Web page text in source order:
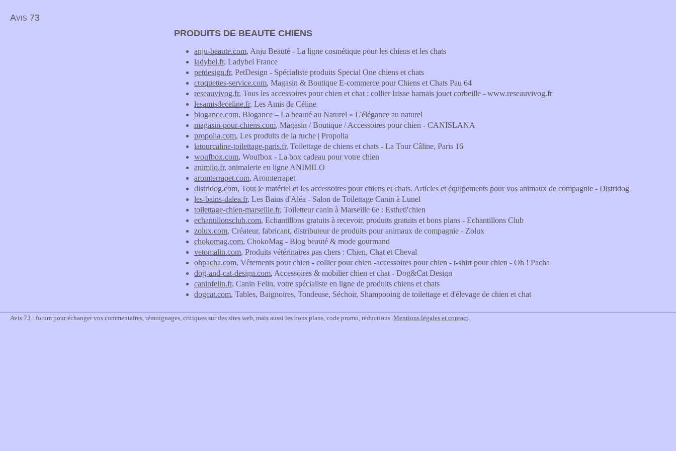
Avis 73
PRODUITS DE BEAUTE CHIENS
anju-beaute.com, Anju Beauté - La ligne cosmétique pour les chiens et les chats
ladybel.fr, Ladybel France
petdesign.fr, PetDesign - Spécialiste produits Special One chiens et chats
croquettes-service.com, Magasin & Boutique E-commerce pour Chiens et Chats Pau 64
reseauvivog.fr, Tous les accessoires pour chien et chat : collier laisse harnais jouet corbeille - www.reseauvivog.fr
lesamisdeceline.fr, Les Amis de Céline
biogance.com, Biogance – La beauté au Naturel » L'élégance au naturel
magasin-pour-chiens.com, Magasin / Boutique / Accessoires pour chien - CANISLANA
propolia.com, Les produits de la ruche | Propolia
latourcaline-toilettage-paris.fr, Toilettage de chiens et chats - La Tour Câline, Paris 16
woufbox.com, Woufbox - La box cadeau pour votre chien
animilo.fr, animalerie en ligne ANIMILO
aromterrapet.com, Aromterrapet
distridog.com, Tout le matériel et les accessoires pour chiens et chats. Articles et équipements pour vos animaux de compagnie - Distridog
les-bains-dalea.fr, Les Bains d'Aléa - Salon de Toilettage Canin à Lunel
toilettage-chien-marseille.fr, Toiletteur canin à Marseille 6e : Estheti'chien
echantillonsclub.com, Echantillons gratuits à recevoir, produits gratuits et bons plans - Echantillons Club
zolux.com, Créateur, fabricant, distributeur de produits pour animaux de compagnie - Zolux
chokomag.com, ChokoMag - Blog beauté & mode gourmand
vetomalin.com, Produits vétérinaires pas chers : Chien, Chat et Cheval
ohpacha.com, Vêtements pour chien - collier pour chien -accessoires pour chien - t-shirt pour chien - Oh ! Pacha
dog-and-cat-design.com, Accessoires & mobilier chien et chat - Dog&Cat Design
caninfelin.fr, Canin Felin, votre spécialiste en ligne de produits chiens et chats
dogcat.com, Tables, Baignoires, Tondeuse, Séchoir, Shampooing de toilettage et d'élevage de chien et chat
Avis 73 : forum pour échanger vos commentaires, témoignages, critiques sur des sites web, mais aussi les bons plans, code promo, réductions. Mentions légales et contact.